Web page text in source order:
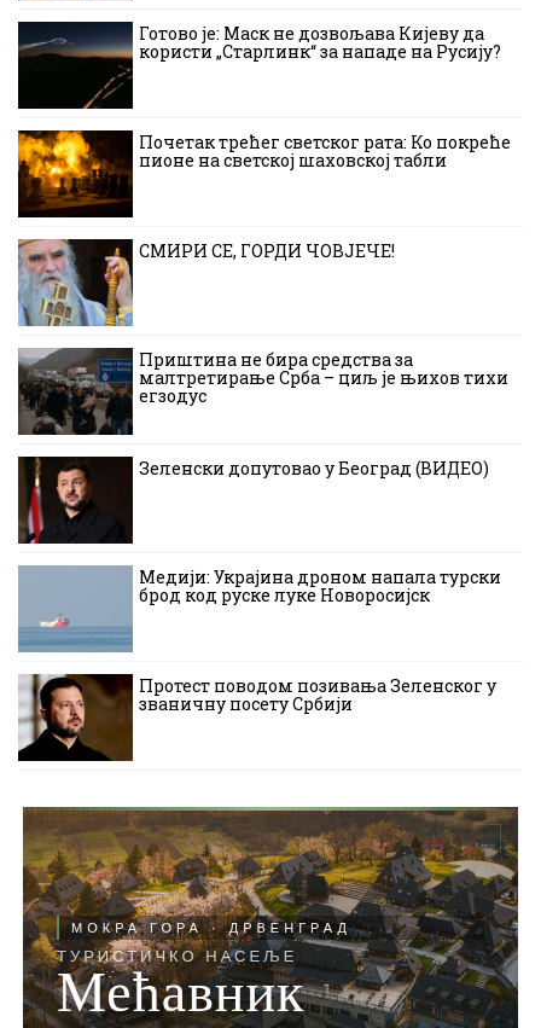
Готово је: Маск не дозвољава Кијеву да
користи „Старлинк“ за нападе на Русију?
Почетак трећег светског рата: Ко покреће
пионе на светској шаховској табли
СМИРИ СЕ, ГОРДИ ЧОВЈЕЧЕ!
Приштина не бира средства за
малтретирање Срба – циљ је њихов тихи
егзодус
Зеленски допутовао у Београд (ВИДЕО)
Медији: Украјина дроном напала турски
брод код руске луке Новоросијск
Протест поводом позивања Зеленског у
званичну посету Србији